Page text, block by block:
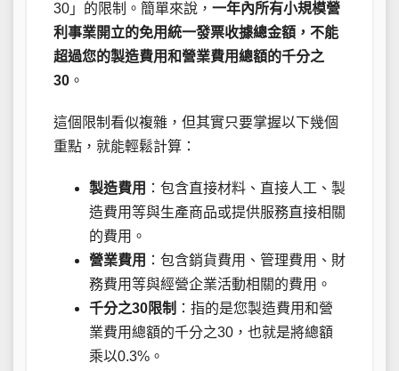
30」的限制。簡單來說， 一年內所有小規模營
利事業開立的免用統一發票收據總金額，不能
超過您的製造費用和營業費用總額的千分之
30 。
這個限制看似複雜，但其實只要掌握以下幾個
重點，就能輕鬆計算：
製造費用 ：包含直接材料、直接人工、製
造費用等與生產商品或提供服務直接相關
的費用。
營業費用 ：包含銷貨費用、管理費用、財
務費用等與經營企業活動相關的費用。
千分之30限制 ：指的是您製造費用和營
業費用總額的千分之30，也就是將總額
乘以0.3%。